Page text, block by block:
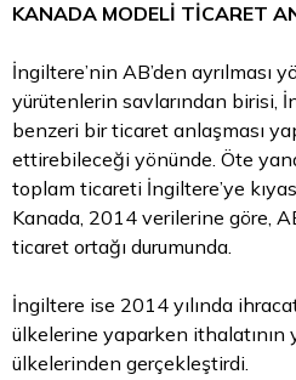
KANADA MODELİ TİCARET
İngiltere’nin AB’den ayrılması
yürütenlerin savlarından birisi,
benzeri bir ticaret anlaşması
ettirebileceği yönünde. Öte
toplam ticareti İngiltere’ye
Kanada, 2014 verilerine göre,
ticaret ortağı durumunda.
İngiltere ise 2014 yılında
ülkelerine yaparken
ülkelerinden gerçekleştirdi.